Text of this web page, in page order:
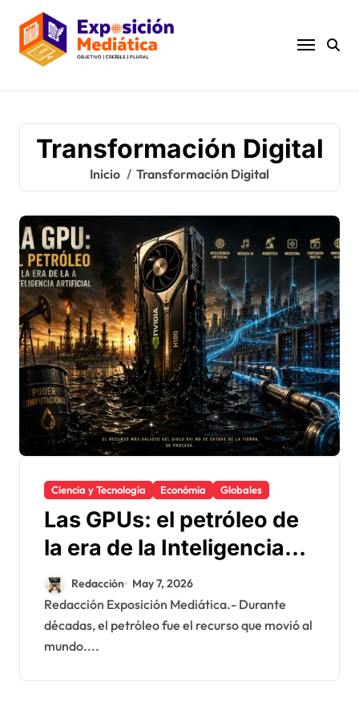
contenido
Transformación Digital
Inicio Transformación Digital
Ciencia y Tecnología Económia Globales
Las GPUs: el petróleo de
la era de la Inteligencia
Artificial
Redacción May 7, 2026
Redacción Exposición Mediática.- Durante
décadas, el petróleo fue el recurso que movió al
mundo....